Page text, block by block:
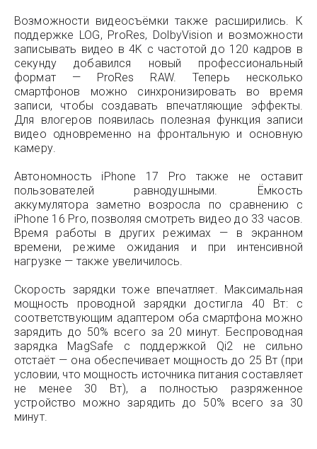
Возможности видеосъёмки также расширились. К
поддержке LOG, ProRes, DolbyVision и возможности
записывать видео в 4K с частотой до 120 кадров в
секунду добавился новый профессиональный
формат — ProRes RAW. Теперь несколько
смартфонов можно синхронизировать во время
записи, чтобы создавать впечатляющие эффекты.
Для влогеров появилась полезная функция записи
видео одновременно на фронтальную и основную
камеру.
Автономность iPhone 17 Pro также не оставит
пользователей равнодушными. Ёмкость
аккумулятора заметно возросла по сравнению с
iPhone 16 Pro, позволяя смотреть видео до 33 часов.
Время работы в других режимах — в экранном
времени, режиме ожидания и при интенсивной
нагрузке — также увеличилось.
Скорость зарядки тоже впечатляет. Максимальная
мощность проводной зарядки достигла 40 Вт: с
соответствующим адаптером оба смартфона можно
зарядить до 50% всего за 20 минут. Беспроводная
зарядка MagSafe с поддержкой Qi2 не сильно
отстаёт — она обеспечивает мощность до 25 Вт (при
условии, что мощность источника питания составляет
не менее 30 Вт), а полностью разряженное
устройство можно зарядить до 50% всего за 30
минут.